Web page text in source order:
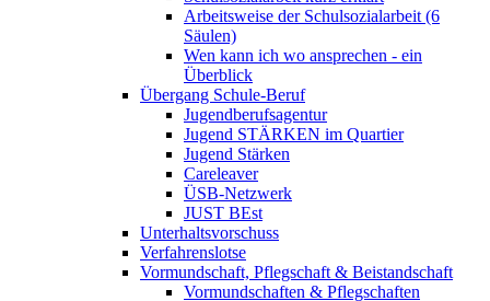
Arbeitsweise der Schulsozialarbeit (6
Säulen)
Wen kann ich wo ansprechen - ein
Überblick
Übergang Schule-Beruf
Jugendberufsagentur
Jugend STÄRKEN im Quartier
Jugend Stärken
Careleaver
ÜSB-Netzwerk
JUST BEst
Unterhaltsvorschuss
Verfahrenslotse
Vormundschaft, Pflegschaft & Beistandschaft
Vormundschaften & Pflegschaften